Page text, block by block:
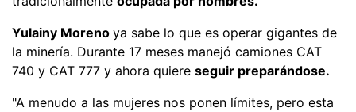
Yulainy Moreno ya sabe lo que es operar gigantes de
la minería. Durante 17 meses manejó camiones CAT
740 y CAT 777 y ahora quiere seguir preparándose.
"A menudo a las mujeres nos ponen límites, pero esta